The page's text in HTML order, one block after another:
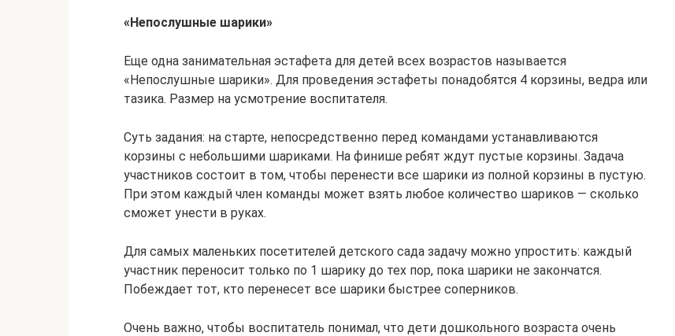
«Непослушные шарики»
Еще одна занимательная эстафета для детей всех возрастов называется
«Непослушные шарики». Для проведения эстафеты понадобятся 4 корзины, ведра или
тазика. Размер на усмотрение воспитателя.
Суть задания: на старте, непосредственно перед командами устанавливаются
корзины с небольшими шариками. На финише ребят ждут пустые корзины. Задача
участников состоит в том, чтобы перенести все шарики из полной корзины в пустую.
При этом каждый член команды может взять любое количество шариков — сколько
сможет унести в руках.
Для самых маленьких посетителей детского сада задачу можно упростить: каждый
участник переносит только по 1 шарику до тех пор, пока шарики не закончатся.
Побеждает тот, кто перенесет все шарики быстрее соперников.
Очень важно, чтобы воспитатель понимал, что дети дошкольного возраста очень